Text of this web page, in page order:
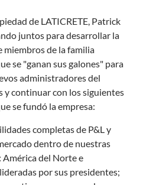
de LATICRETE, Patrick
juntos para desarrollar la
miembros de la familia
se "ganan sus galones" para
administradores del
y continuar con los siguientes
se fundó la empresa:
completas de P&L y
dentro de nuestras
América del Norte e
por sus presidentes;